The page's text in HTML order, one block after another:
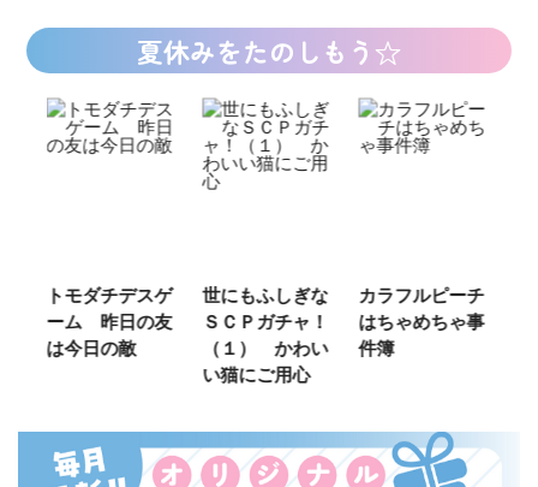
夏休みをたのしもう☆
トモダチデスゲ
ーム 昨日の友
は今日の敵
世にもふしぎな
ＳＣＰガチャ！
（１） かわい
い猫にご用心
カラフルピーチ
はちゃめちゃ事
件簿